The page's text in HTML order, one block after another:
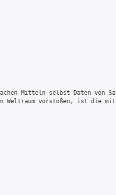
Mitteln selbst Daten
vorstoßen, ist die